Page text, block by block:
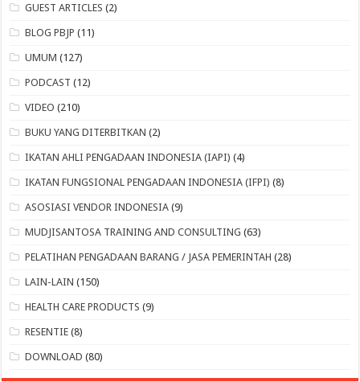
GUEST ARTICLES (2)
BLOG PBJP (11)
UMUM (127)
PODCAST (12)
VIDEO (210)
BUKU YANG DITERBITKAN (2)
IKATAN AHLI PENGADAAN INDONESIA (IAPI) (4)
IKATAN FUNGSIONAL PENGADAAN INDONESIA (IFPI) (8)
ASOSIASI VENDOR INDONESIA (9)
MUDJISANTOSA TRAINING AND CONSULTING (63)
PELATIHAN PENGADAAN BARANG / JASA PEMERINTAH (28)
LAIN-LAIN (150)
HEALTH CARE PRODUCTS (9)
RESENTIE (8)
DOWNLOAD (80)